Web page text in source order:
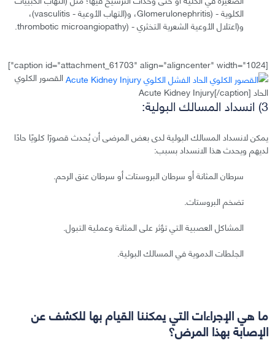
الكلوية - (Glomerulonephritis، و(التهاب الأوعية - vasculitis)،
و(اعتلال الأوعية الشعرية التخثري - (thrombotic microangiopathy.
[caption id="attachment_61703" align="aligncenter" width="1024"]
القصور الكلوي
الحاد Acute Kidney Injury[/caption]
3) انسداد المسالك البولية:
يمكن لانسداد المسالك البولية لدى بعض المرضى أن يُحدث قصورًا كلويًا حادًا
لديهم ويحدث هذا الانسداد بسبب:
سرطان المثانة أو سرطان البروستات أو سرطان عنق الرحم.
تضخم البروستات.
المشاكل العصبية التي تؤثر على المثانة وعملية التبول.
الجلطات الدموية في المسالك البولية.
ما هي الإجراءات التي يمكننا القيام بها للكشف عن
الإصابة بهذا المرض؟